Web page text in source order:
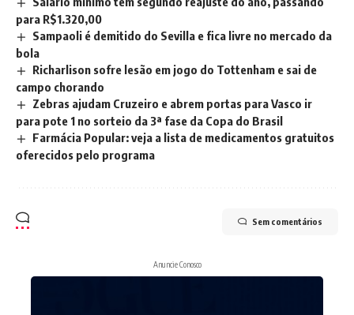
para R$1.320,00
Sampaoli é demitido do Sevilla e fica livre no mercado da
bola
Richarlison sofre lesão em jogo do Tottenham e sai de
campo chorando
Zebras ajudam Cruzeiro e abrem portas para Vasco ir
para pote 1 no sorteio da 3ª fase da Copa do Brasil
Farmácia Popular: veja a lista de medicamentos gratuitos
oferecidos pelo programa
Sem comentários
Anuncie Conosco